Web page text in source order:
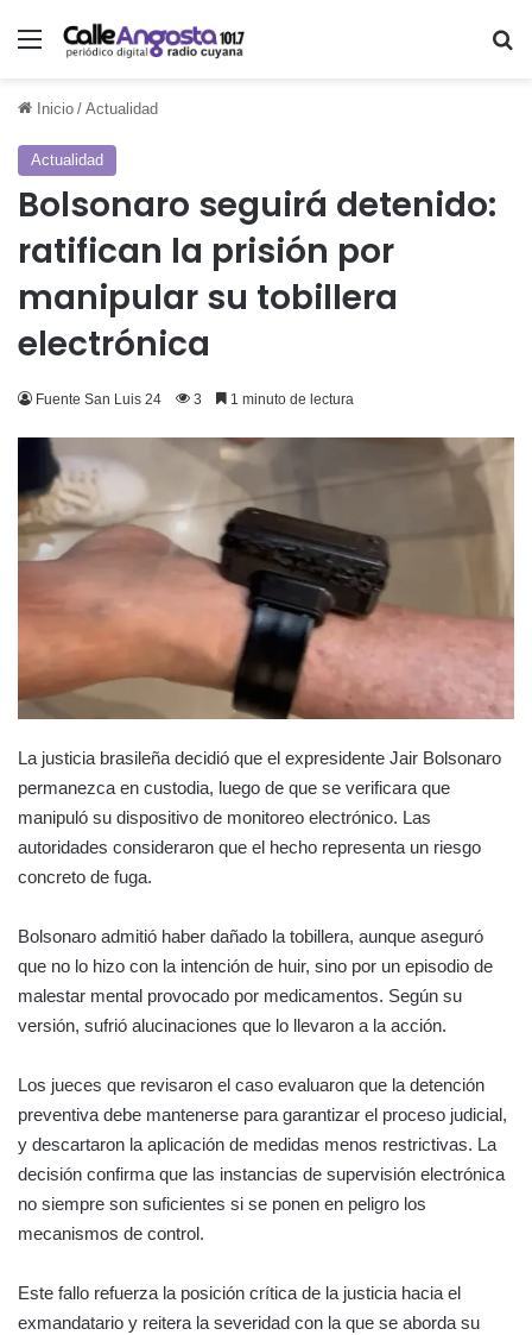
Menú
Inicio / Actualidad
Actualidad
Bolsonaro seguirá detenido:
ratifican la prisión por
manipular su tobillera
electrónica
Fuente San Luis 24 3 1 minuto de lectura
La justicia brasileña decidió que el expresidente Jair Bolsonaro
permanezca en custodia, luego de que se verificara que
manipuló su dispositivo de monitoreo electrónico. Las
autoridades consideraron que el hecho representa un riesgo
concreto de fuga.
Bolsonaro admitió haber dañado la tobillera, aunque aseguró
que no lo hizo con la intención de huir, sino por un episodio de
malestar mental provocado por medicamentos. Según su
versión, sufrió alucinaciones que lo llevaron a la acción.
Los jueces que revisaron el caso evaluaron que la detención
preventiva debe mantenerse para garantizar el proceso judicial,
y descartaron la aplicación de medidas menos restrictivas. La
decisión confirma que las instancias de supervisión electrónica
no siempre son suficientes si se ponen en peligro los
mecanismos de control.
Este fallo refuerza la posición crítica de la justicia hacia el
exmandatario y reitera la severidad con la que se aborda su